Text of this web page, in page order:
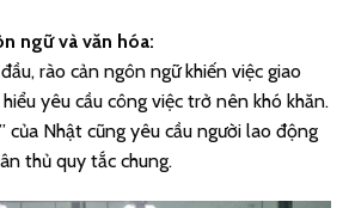
ngữ và văn hóa:
rào cản ngôn ngữ khiến việc giao
yêu cầu công việc trở nên khó khăn.
của Nhật cũng yêu cầu người lao động
thủ quy tắc chung.